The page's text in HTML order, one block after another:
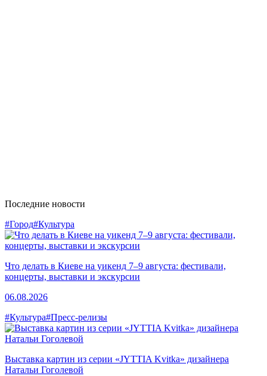
Последние новости
#Город#Культура
Что делать в Киеве на уикенд 7–9 августа: фестивали,
концерты, выставки и экскурсии
06.08.2026
#Культура#Пресс-релизы
Выставка картин из серии «JYTTIA Kvitka» дизайнера
Натальи Гоголевой